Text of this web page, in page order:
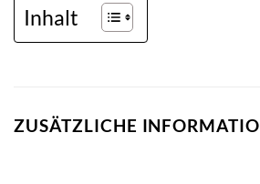
Inhalt
ZUSÄTZLICHE